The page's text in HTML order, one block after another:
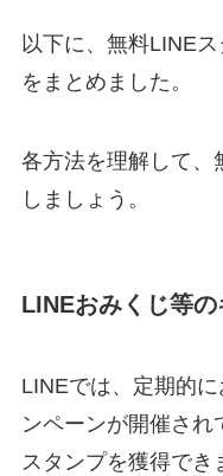
以下に、無料LINE
をまとめました。
各方法を理解して、
しましょう。
LINEおみくじ等
LINEでは、定期的
ンペーンが開催さ
スタンプを獲得でき